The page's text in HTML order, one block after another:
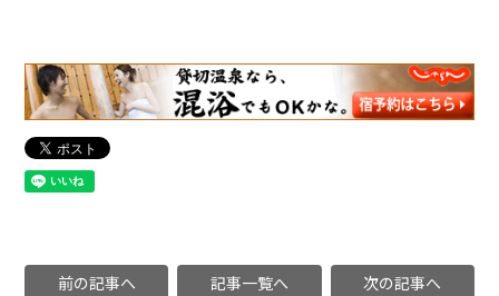
前の記事へ 記事一覧へ 次の記事へ